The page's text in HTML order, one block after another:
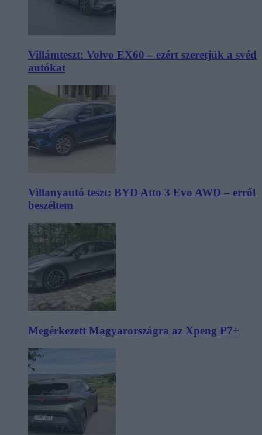
Villámteszt: Volvo EX60 – ezért szeretjük a svéd
autókat
Villanyautó teszt: BYD Atto 3 Evo AWD – erről
beszéltem
Megérkezett Magyarországra az Xpeng P7+